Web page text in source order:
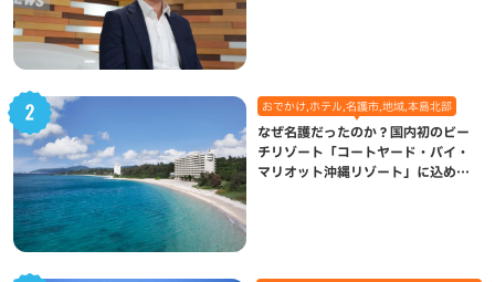
おでかけ,ホテル,名護市,地域,本島北部
なぜ名護だったのか？国内初のビー
チリゾート「コートヤード・バイ・
マリオット沖縄リゾート」に込めら